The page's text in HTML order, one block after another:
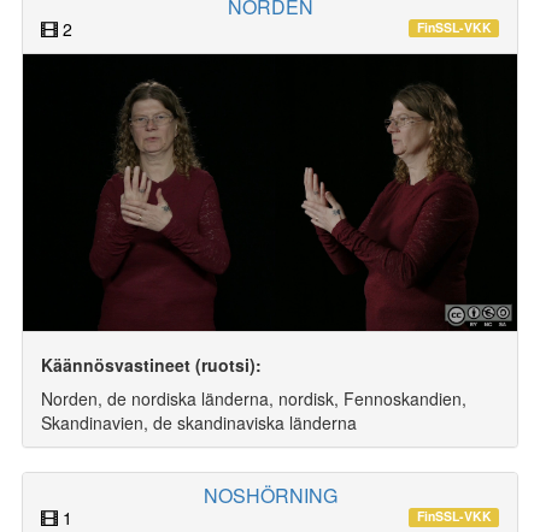
NORDEN
2 FinSSL-VKK
Käännösvastineet (ruotsi):
Norden, de nordiska länderna, nordisk, Fennoskandien,
Skandinavien, de skandinaviska länderna
NOSHÖRNING
1 FinSSL-VKK